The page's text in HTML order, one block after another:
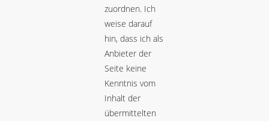
zuordnen. Ich
weise darauf
hin, dass ich als
Anbieter der
Seite keine
Kenntnis vom
Inhalt der
übermittelten